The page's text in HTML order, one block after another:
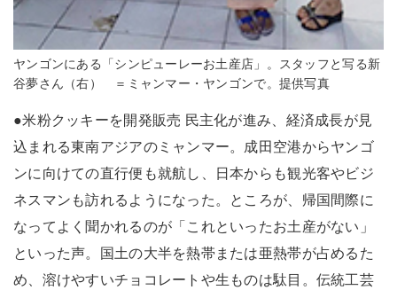
ヤンゴンにある「シンピューレーお土産店」。スタッフと写る新
谷夢さん（右） ＝ミャンマー・ヤンゴンで。提供写真
●米粉クッキーを開発販売 民主化が進み、経済成長が見
込まれる東南アジアのミャンマー。成田空港からヤンゴ
ンに向けての直行便も就航し、日本からも観光客やビジ
ネスマンも訪れるようになった。ところが、帰国間際に
なってよく聞かれるのが「これといったお土産がない」
といった声。国土の大半を熱帯または亜熱帯が占めるた
め、溶けやすいチョコレートや生ものは駄目。伝統工芸